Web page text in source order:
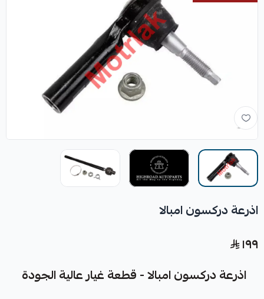
اذرعة دركسون امبالا
١٩٩
اذرعة دركسون امبالا - قطعة غيار عالية الجودة